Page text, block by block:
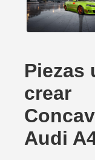
Piezas
crear
Audi